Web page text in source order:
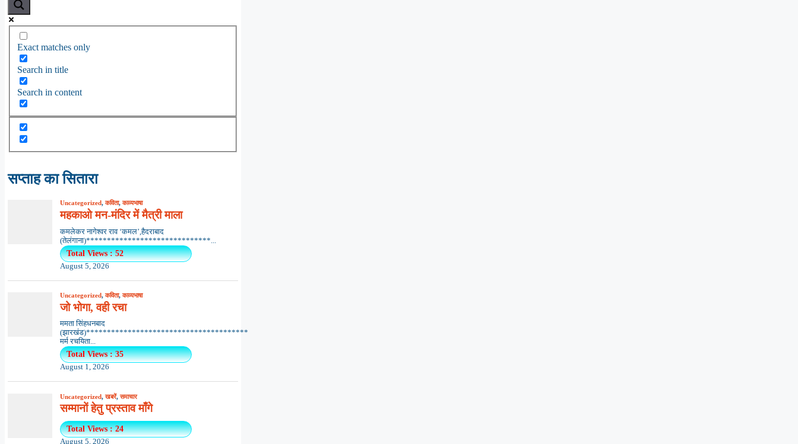
Exact matches only
Search in title
Search in content
सप्ताह का सितारा
Uncategorized,कविता,काव्यभाषा
महकाओ मन-मंदिर में मैत्री माला
कमलेकर नागेश्वर राव ‘कमल’,हैदराबाद
(तेलंगाना)******************************...
Total Views : 52
August 5, 2026
Uncategorized,कविता,काव्यभाषा
जो भोगा, वही रचा
ममता सिंहधनबाद
(झारखंड)***************************************
मर्म रचयिता...
Total Views : 35
August 1, 2026
Uncategorized,खबरें,समाचार
सम्मानों हेतु प्रस्ताव माँगे
Total Views : 24
August 5, 2026